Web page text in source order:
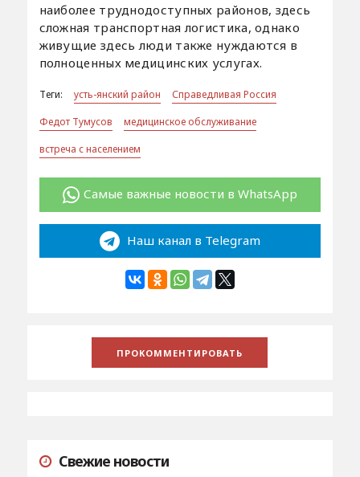
наиболее труднодоступных районов, здесь
сложная транспортная логистика, однако
живущие здесь люди также нуждаются в
полноценных медицинских услугах.
Теги: усть-янский район
Справедливая Россия
Федот Тумусов
медицинское обслуживание
встреча с населением
Самые важные новости в WhatsApp
Наш канал в Telegram
Свежие новости